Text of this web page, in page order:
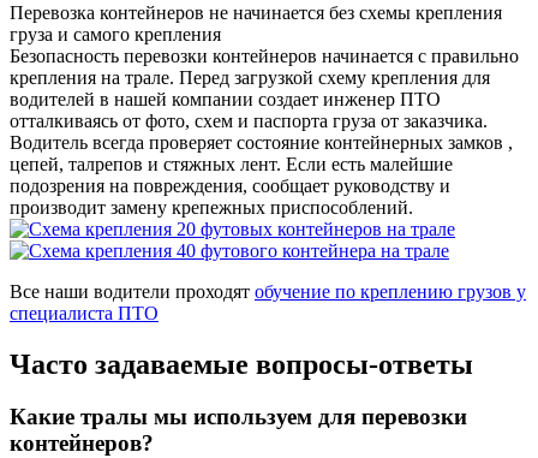
Перевозка контейнеров не начинается без схемы крепления
груза и самого крепления
Безопасность перевозки контейнеров начинается с правильно
крепления на трале. Перед загрузкой схему крепления для
водителей в нашей компании создает инженер ПТО
отталкиваясь от фото, схем и паспорта груза от заказчика.
Водитель всегда проверяет состояние контейнерных замков ,
цепей, талрепов и стяжных лент. Если есть малейшие
подозрения на повреждения, сообщает руководству и
производит замену крепежных приспособлений.
Все наши водители проходят обучение по креплению грузов у
специалиста ПТО
Часто задаваемые вопросы-ответы
Какие тралы мы используем для перевозки
контейнеров?